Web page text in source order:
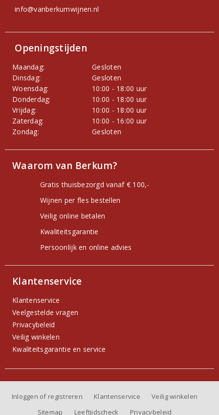
info@vanberkumwijnen.nl
Openingstijden
Maandag:
Gesloten
Dinsdag:
Gesloten
Woensdag:
10:00 - 18:00 uur
Donderdag:
10:00 - 18:00 uur
Vrijdag:
10:00 - 18:00 uur
Zaterdag:
10:00 - 16:00 uur
Zondag:
Gesloten
Waarom van Berkum?
Gratis thuisbezorgd vanaf € 100,-
Wijnen per fles bestellen
Veilig online betalen
Kwaliteitsgarantie
Persoonlijk en online advies
Klantenservice
Klantenservice
Veelgestelde vragen
Privacybeleid
Veilig winkelen
Kwaliteitsgarantie en service
Inloggen of registreren Klantenservice
Veilig winkelen
Sitemap
Leeftijdscheck Privacybeleid